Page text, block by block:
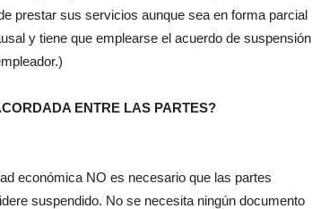
prestar sus servicios aunque sea en forma parcial
y tiene que emplearse el acuerdo de suspensión
ENTRE LAS PARTES?
económica NO es necesario que las partes
suspendido. No se necesita ningún documento